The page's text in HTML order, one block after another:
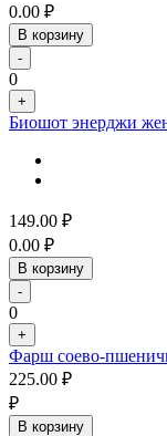
0.00 ₽
В корзину
-
0
+
Биошот энерджи
149.00 ₽
0.00 ₽
В корзину
-
0
+
Фарш соево-
225.00 ₽
₽
В корзину